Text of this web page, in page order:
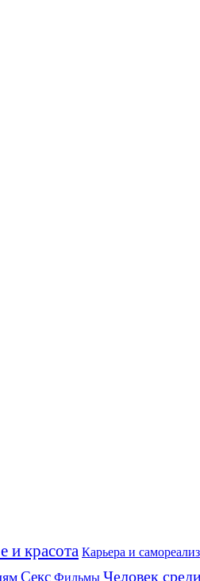
и красота Карьера и
Секс Фильмы Человек